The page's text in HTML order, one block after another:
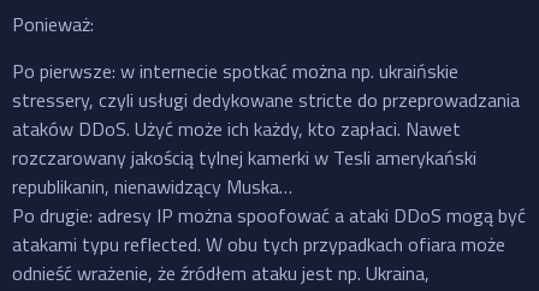
Ponieważ:
Po pierwsze: w internecie spotkać można np. ukraińskie
stressery, czyli usługi dedykowane stricte do przeprowadzania
ataków DDoS. Użyć może ich każdy, kto zapłaci. Nawet
rozczarowany jakością tylnej kamerki w Tesli amerykański
republikanin, nienawidzący Muska…
Po drugie: adresy IP można spoofować a ataki DDoS mogą być
atakami typu reflected. W obu tych przypadkach ofiara może
odnieść wrażenie, że źródłem ataku jest np. Ukraina,